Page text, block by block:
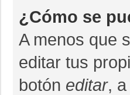
¿Cómo se
A menos que
editar tus
botón editar,